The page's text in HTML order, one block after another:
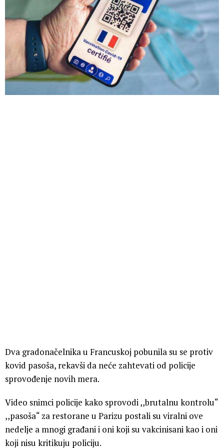
Dva gradonačelnika u Francuskoj pobunila su se protiv
kovid pasoša, rekavši da neće zahtevati od policije
sprovođenje novih mera.
Video snimci policije kako sprovodi ,,brutalnu kontrolu“
,,pasoša“ za restorane u Parizu postali su viralni ove
nedelje a mnogi građani i oni koji su vakcinisani kao i oni
koji nisu kritikuju policiju.